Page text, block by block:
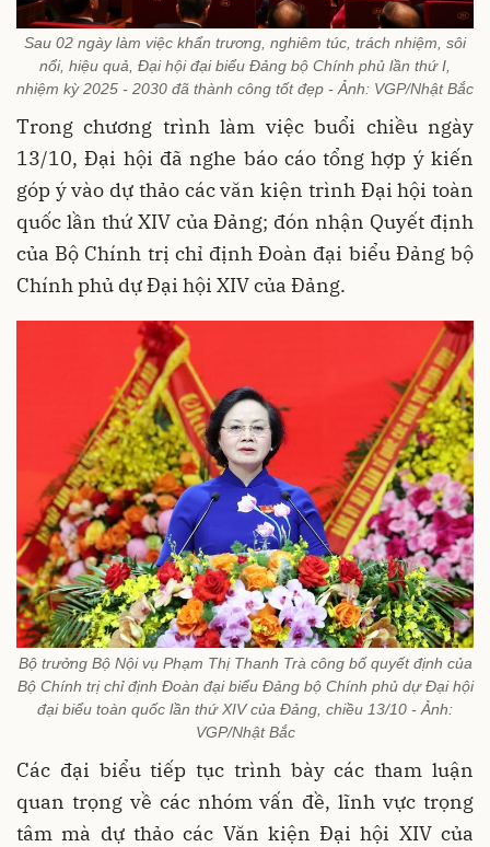
Sau 02 ngày làm việc khẩn trương, nghiêm túc, trách nhiệm, sôi
nổi, hiệu quả, Đại hội đại biểu Đảng bộ Chính phủ lần thứ I,
nhiệm kỳ 2025 - 2030 đã thành công tốt đẹp - Ảnh: VGP/Nhật Bắc
Trong chương trình làm việc buổi chiều ngày
13/10, Đại hội đã nghe báo cáo tổng hợp ý kiến
góp ý vào dự thảo các văn kiện trình Đại hội toàn
quốc lần thứ XIV của Đảng; đón nhận Quyết định
của Bộ Chính trị chỉ định Đoàn đại biểu Đảng bộ
Chính phủ dự Đại hội XIV của Đảng.
Bộ trưởng Bộ Nội vụ Phạm Thị Thanh Trà công bố quyết định của
Bộ Chính trị chỉ định Đoàn đại biểu Đảng bộ Chính phủ dự Đại hội
đại biểu toàn quốc lần thứ XIV của Đảng, chiều 13/10 - Ảnh:
VGP/Nhật Bắc
Các đại biểu tiếp tục trình bày các tham luận
quan trọng về các nhóm vấn đề, lĩnh vực trọng
tâm mà dự thảo các Văn kiện Đại hội XIV của